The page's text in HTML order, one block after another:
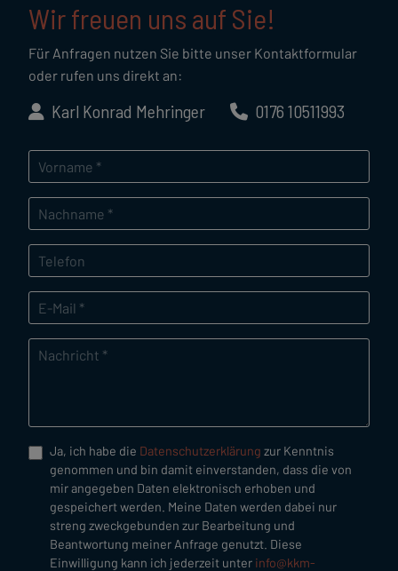
Wir freuen uns auf Sie!
Für Anfragen nutzen Sie bitte unser Kontaktformular
oder rufen uns direkt an:
Karl Konrad Mehringer 0176 10511993
Ja, ich habe die Datenschutzerklärung zur Kenntnis
genommen und bin damit einverstanden, dass die von
mir angegeben Daten elektronisch erhoben und
gespeichert werden. Meine Daten werden dabei nur
streng zweckgebunden zur Bearbeitung und
Beantwortung meiner Anfrage genutzt. Diese
Einwilligung kann ich jederzeit unter info@kkm-